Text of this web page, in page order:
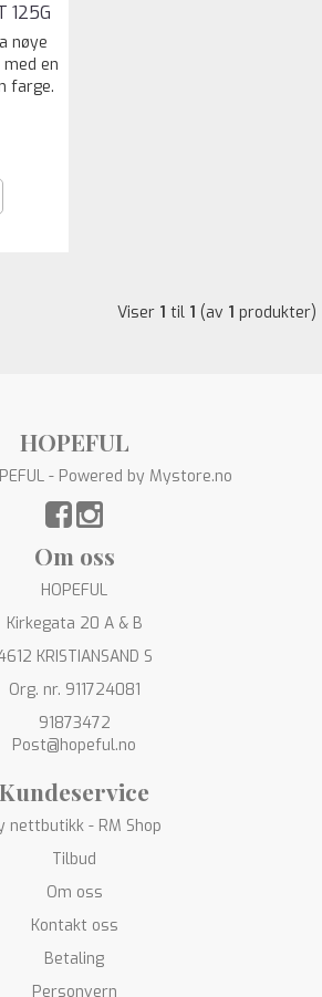
125G
nøye
en
farge.
Viser 1 til 1 (av 1 produkter)
HOPEFUL
- Powered by Mystore.no
Om oss
HOPEFUL
Kirkegata 20 A & B
KRISTIANSAND S
Org. nr. 911724081
91873472
Post@hopeful.no
Kundeservice
nettbutikk - RM Shop
Tilbud
Om oss
Kontakt oss
Betaling
Personvern